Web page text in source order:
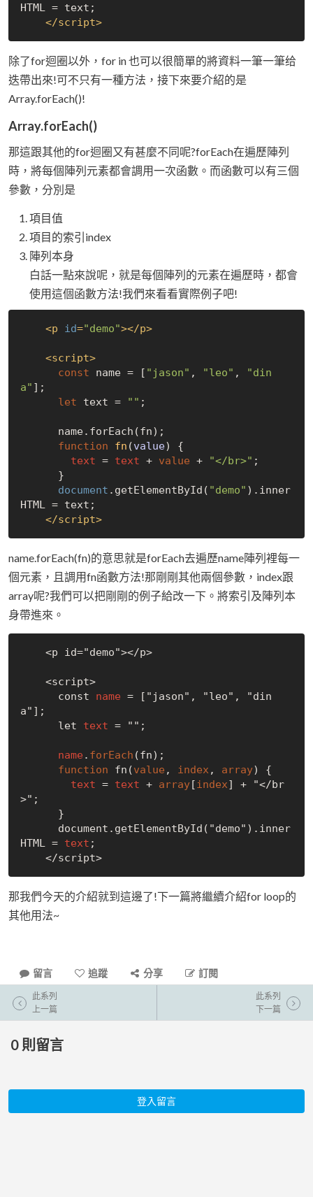
HTML = text;
</script>
除了for迴圈以外，for in 也可以很簡單的將資料一筆一筆给
迭帶出來!可不只有一種方法，接下來要介紹的是
Array.forEach()!
Array.forEach()
那這跟其他的for迴圈又有甚麼不同呢?forEach在遍歷陣列
時，將每個陣列元素都會調用一次函數。而函數可以有三個
參數，分別是
項目值
項目的索引index
陣列本身
白話一點來說呢，就是每個陣列的元素在遍歷時，都會
使用這個函數方法!我們來看看實際例子吧!
<p id="demo"></p>
<script>
const name = [ "jason" , "leo" ,
"din
a" ];
let text = "" ;
function
fn (value) {
text = text + value + "</br>" ;
      }
document .getElementById( "demo" ).inner
HTML = text;
</script>
name.forEach(fn)的意思就是forEach去遍歷name陣列裡每一
個元素，且調用fn函數方法!那剛剛其他兩個參數，index跟
array呢?我們可以把剛剛的例子給改一下。將索引及陣列本
身帶進來。
      const
name = ["jason", "leo", "din
a"];
      let
text = "";
name . forEach (fn);
function fn(value , index , array) {
text = text + array[index] + "</br
>";
HTML = text ;
    </script>
那我們今天的介紹就到這邊了!下一篇將繼續介紹for loop的
其他用法~
留言 追蹤 分享 訂閱
此系列
上一篇
此系列
下一篇
0 則留言
登入留言